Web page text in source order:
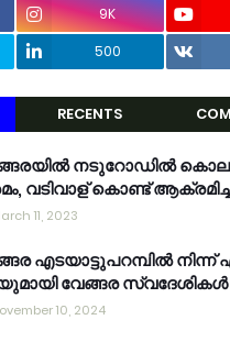
9K
500
RECENTS
നടുറോഡിൽ
വടിവാള് കൊണ്ട്
11, 2023
എടയാട്ടുപറമ്പിൽ നിന്ന്
വേങ്ങര സ്വദേശികൾ
10, 2024